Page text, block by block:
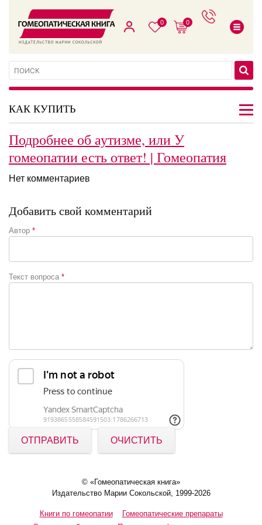
0 0
КАК КУПИТЬ
Подробнее об аутизме, или У
гомеопатии есть ответ! | Гомеопатия
Нет комментариев
Добавить свой комментарий
Автор *
Текст вопроса *
ОТПРАВИТЬ ОЧИСТИТЬ
© «Гомеопатическая книга»
Издательство Марии Сокольской, 1999-2026
Книги по гомеопатии
Гомеопатические препараты